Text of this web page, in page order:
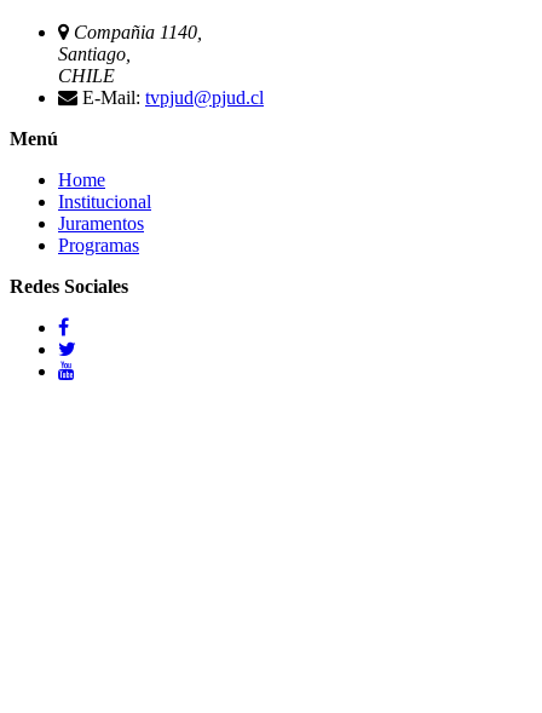
Compañia 1140,
Santiago,
CHILE
E-Mail: tvpjud@pjud.cl
Menú
Home
Institucional
Juramentos
Programas
Redes Sociales